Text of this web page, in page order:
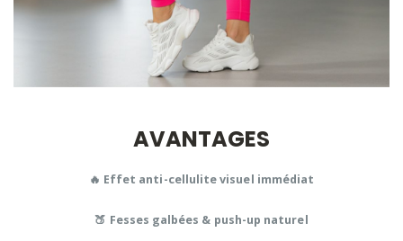
AVANTAGES
🔥 Effet anti-cellulite visuel immédiat
🍑 Fesses galbées & push-up naturel